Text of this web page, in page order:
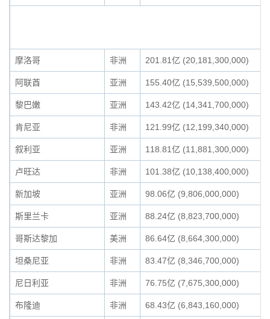
摩洛哥 非洲 201.81亿 (20,181,300,000)
阿联酋 亚洲 155.40亿 (15,539,500,000)
黎巴嫩 亚洲 143.42亿 (14,341,700,000)
肯尼亚 非洲 121.99亿 (12,199,340,000)
叙利亚 亚洲 118.81亿 (11,881,300,000)
卢旺达 非洲 101.38亿 (10,138,400,000)
新加坡 亚洲 98.06亿 (9,806,000,000)
斯里兰卡 亚洲 88.24亿 (8,823,700,000)
哥斯达黎加 美洲 86.64亿 (8,664,300,000)
坦桑尼亚 非洲 83.47亿 (8,346,700,000)
尼日利亚 非洲 76.75亿 (7,675,300,000)
布隆迪 非洲 68.43亿 (6,843,160,000)